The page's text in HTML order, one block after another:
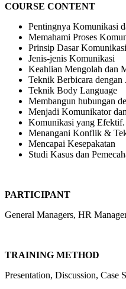
COURSE CONTENT
Pentingnya Komunikasi
Memahami Proses
Prinsip Dasar
Jenis-jenis Komunikasi
Keahlian Mengolah dan
Teknik Berbicara dengan
Teknik Body Language
Membangun hubungan
Menjadi Komunikator
Komunikasi yang Efektif.
Menangani Konflik &
Mencapai Kesepakatan
Studi Kasus dan
PARTICIPANT
General Managers, HR
TRAINING METHOD
Presentation, Discussion, Case